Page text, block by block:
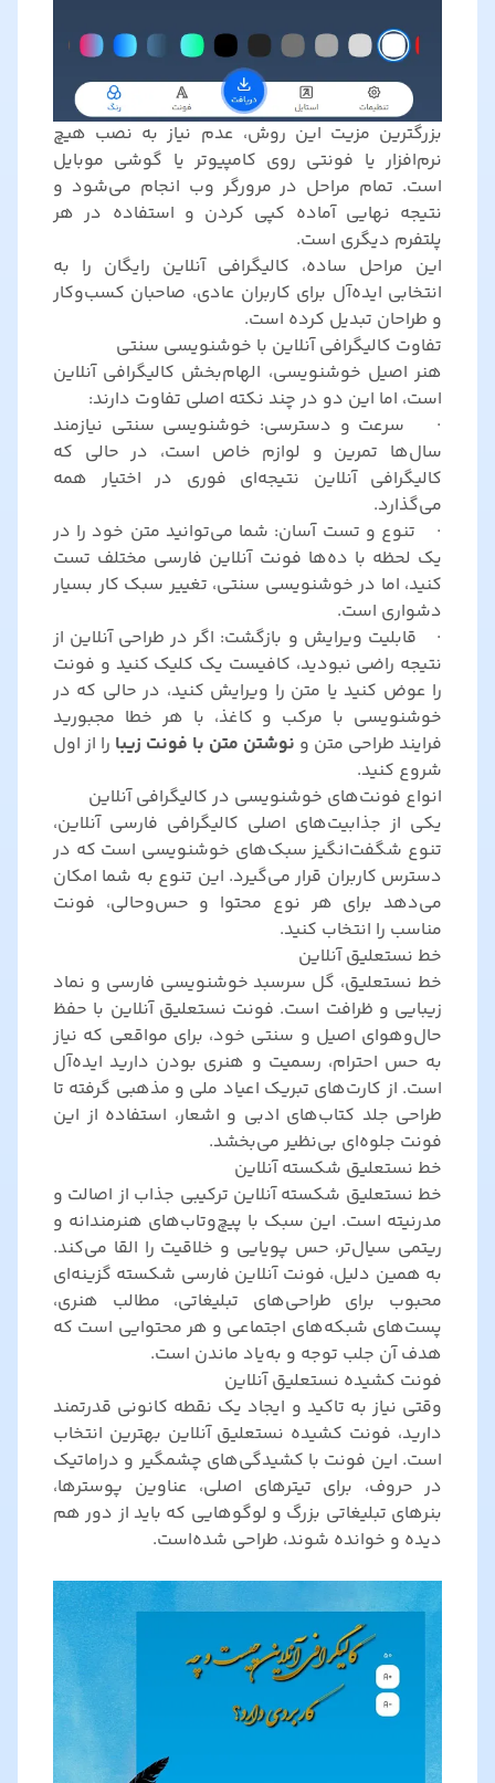
بزرگترین مزیت این روش، عدم نیاز به نصب هیچ
نرم‌افزار یا فونتی روی کامپیوتر یا گوشی موبایل
است. تمام مراحل در مرورگر وب انجام می‌شود و
نتیجه نهایی آماده کپی کردن و استفاده در هر
پلتفرم دیگری است.
این مراحل ساده، کالیگرافی آنلاین رایگان را به
انتخابی ایده‌آل برای کاربران عادی، صاحبان کسب‌وکار
و طراحان تبدیل کرده است.
تفاوت کالیگرافی آنلاین با خوشنویسی سنتی
هنر اصیل خوشنویسی، الهام‌بخش کالیگرافی آنلاین
است، اما این دو در چند نکته اصلی تفاوت دارند:
· سرعت و دسترسی: خوشنویسی سنتی نیازمند
سال‌ها تمرین و لوازم خاص است، در حالی که
کالیگرافی آنلاین نتیجه‌ای فوری در اختیار همه
می‌گذارد.
· تنوع و تست آسان: شما می‌توانید متن خود را در
یک لحظه با ده‌ها فونت آنلاین فارسی مختلف تست
کنید، اما در خوشنویسی سنتی، تغییر سبک کار بسیار
دشواری است.
· قابلیت ویرایش و بازگشت: اگر در طراحی آنلاین از
نتیجه راضی نبودید، کافیست یک کلیک کنید و فونت
را عوض کنید یا متن را ویرایش کنید، در حالی که در
خوشنویسی با مرکب و کاغذ، با هر خطا مجبورید
فرایند طراحی متن و نوشتن متن با فونت زیبا را از اول
شروع کنید.
انواع فونت‌های خوشنویسی در کالیگرافی آنلاین
یکی از جذابیت‌های اصلی کالیگرافی فارسی آنلاین،
تنوع شگفت‌انگیز سبک‌های خوشنویسی است که در
دسترس کاربران قرار می‌گیرد. این تنوع به شما امکان
می‌دهد برای هر نوع محتوا و حس‌و‌حالی، فونت
مناسب را انتخاب کنید.
خط نستعلیق آنلاین
خط نستعلیق، گل سرسبد خوشنویسی فارسی و نماد
زیبایی و ظرافت است. فونت نستعلیق آنلاین با حفظ
حال‌وهوای اصیل و سنتی خود، برای مواقعی که نیاز
به حس احترام، رسمیت و هنری بودن دارید ایده‌آل
است. از کارت‌های تبریک اعیاد ملی و مذهبی گرفته تا
طراحی جلد کتاب‌های ادبی و اشعار، استفاده از این
فونت جلوه‌ای بی‌نظیر می‌بخشد.
خط نستعلیق شکسته آنلاین
خط نستعلیق شکسته آنلاین ترکیبی جذاب از اصالت و
مدرنیته است. این سبک با پیچ‌و‌تاب‌های هنرمندانه و
ریتمی سیال‌تر، حس پویایی و خلاقیت را القا می‌کند.
به همین دلیل، فونت آنلاین فارسی شکسته گزینه‌ای
محبوب برای طراحی‌های تبلیغاتی، مطالب هنری،
پست‌های شبکه‌های اجتماعی و هر محتوایی است که
هدف آن جلب توجه و به‌یاد ماندن است.
فونت کشیده نستعلیق آنلاین
وقتی نیاز به تاکید و ایجاد یک نقطه کانونی قدرتمند
دارید، فونت کشیده نستعلیق آنلاین بهترین انتخاب
است. این فونت با کشیدگی‌های چشمگیر و دراماتیک
در حروف، برای تیترهای اصلی، عناوین پوسترها،
بنرهای تبلیغاتی بزرگ و لوگوهایی که باید از دور هم
دیده و خوانده شوند، طراحی شده‌است.